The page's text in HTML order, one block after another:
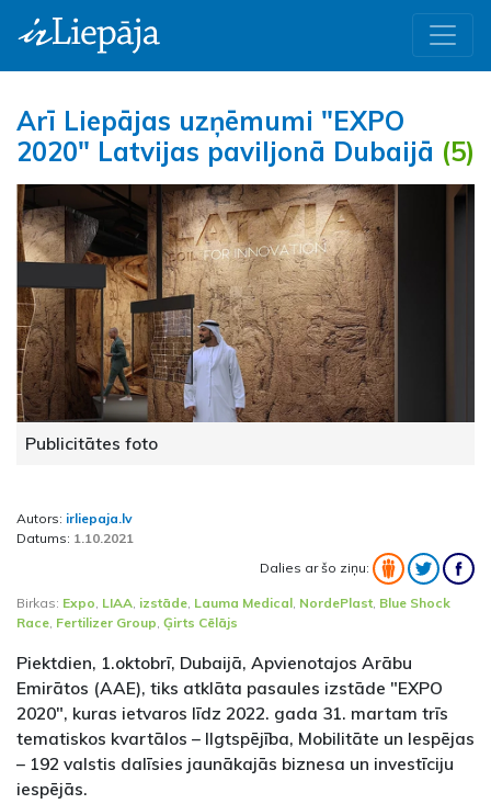
Arī Liepājas uzņēmumi "EXPO
2020" Latvijas paviljonā Dubaijā (5)
Publicitātes foto
Autors: irliepaja.lv
Datums: 1.10.2021
Dalies ar šo ziņu:
Birkas: Expo, LIAA, izstāde, Lauma Medical, NordePlast, Blue Shock
Race, Fertilizer Group, Ģirts Cēlājs
Piektdien, 1.oktobrī, Dubaijā, Apvienotajos Arābu
Emirātos (AAE), tiks atklāta pasaules izstāde "EXPO
2020", kuras ietvaros līdz 2022. gada 31. martam trīs
tematiskos kvartālos – Ilgtspējība, Mobilitāte un Iespējas
– 192 valstis dalīsies jaunākajās biznesa un investīciju
iespējās.